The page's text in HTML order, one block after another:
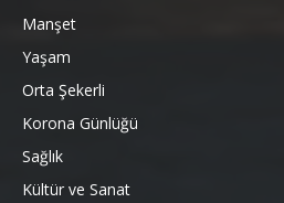
Manşet
Yaşam
Orta Şekerli
Korona Günlüğü
Sağlık
Kültür ve Sanat